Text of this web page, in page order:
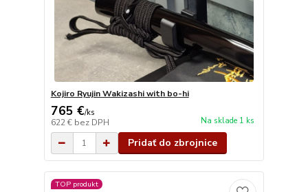
Kojiro Ryujin Wakizashi with bo-hi
765 €/ks
622 € bez DPH Na sklade 1 ks
Pridať do zbrojnice
TOP produkt